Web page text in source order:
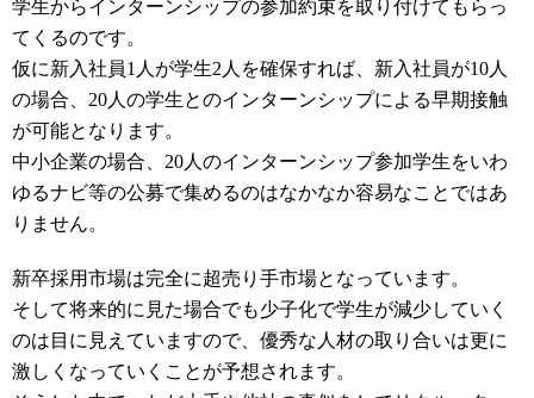
学生からインターンシップの参加約束を取り付けてもらっ
てくるのです。
仮に新入社員1人が学生2人を確保すれば、新入社員が10人
の場合、20人の学生とのインターンシップによる早期接触
が可能となります。
中小企業の場合、20人のインターンシップ参加学生をいわ
ゆるナビ等の公募で集めるのはなかなか容易なことではあ
りません。
新卒採用市場は完全に超売り手市場となっています。
そして将来的に見た場合でも少子化で学生が減少していく
のは目に見えていますので、優秀な人材の取り合いは更に
激しくなっていくことが予想されます。